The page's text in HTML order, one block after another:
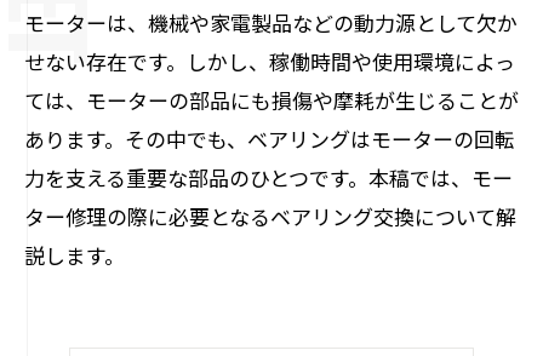
モーターは、機械や家電製品などの動力源として欠か
せない存在です。しかし、稼働時間や使用環境によっ
ては、モーターの部品にも損傷や摩耗が生じることが
あります。その中でも、ベアリングはモーターの回転
力を支える重要な部品のひとつです。本稿では、モー
ター修理の際に必要となるベアリング交換について解
説します。